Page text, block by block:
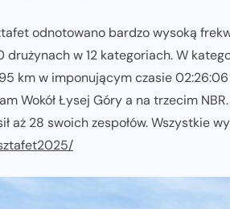
odnotowano bardzo wysoką
w 12 kategoriach. W
km w imponującym czasie
Wokół Łysej Góry a na trzecim
aż 28 swoich zespołów. Wszystkie